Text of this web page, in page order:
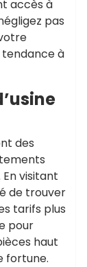
accès à
pas
à
des
visitant
de trouver
tarifs plus
pour
haut
fortune.